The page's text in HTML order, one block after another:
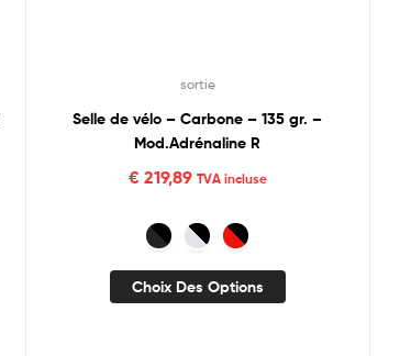
sortie
Selle de vélo – Carbone – 135 gr. –
Mod.Adrénaline R
€219,89 TVA incluse
Choix Des Options